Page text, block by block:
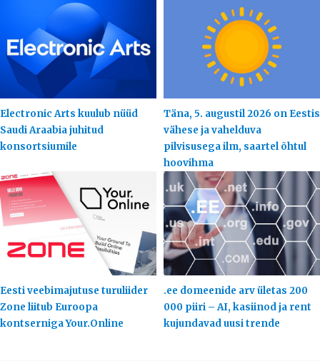
Electronic Arts kuulub nüüd
Saudi Araabia juhitud
konsortsiumile
Täna, 5. augustil 2026 on Eestis
vähese ja vahelduva
pilvisusega ilm, saartel õhtul
hoovihma
Eesti veebimajutuse turuliider
Zone liitub Euroopa
kontserniga Your.Online
.ee domeenide arv ületas 200
000 piiri – AI, kasiinod ja rent
kujundavad uusi trende